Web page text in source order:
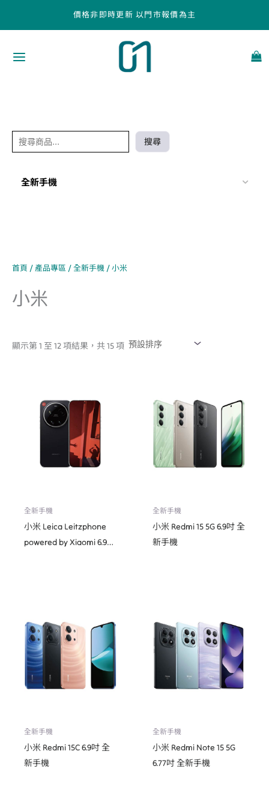
價格非即時更新 以門市報價為主
搜尋
全新手機
首頁 / 產品專區 /全新手機 / 小米
小米
顯示第 1 至 12 項結果，共 15 項
全新手機
小米 Leica Leitzphone
powered by Xiaomi 6.9吋
全新手機
小米 Redmi 15 5G 6.9吋 全
新手機
全新手機
小米 Redmi 15C 6.9吋 全
新手機
全新手機
小米 Redmi Note 15 5G
6.77吋 全新手機